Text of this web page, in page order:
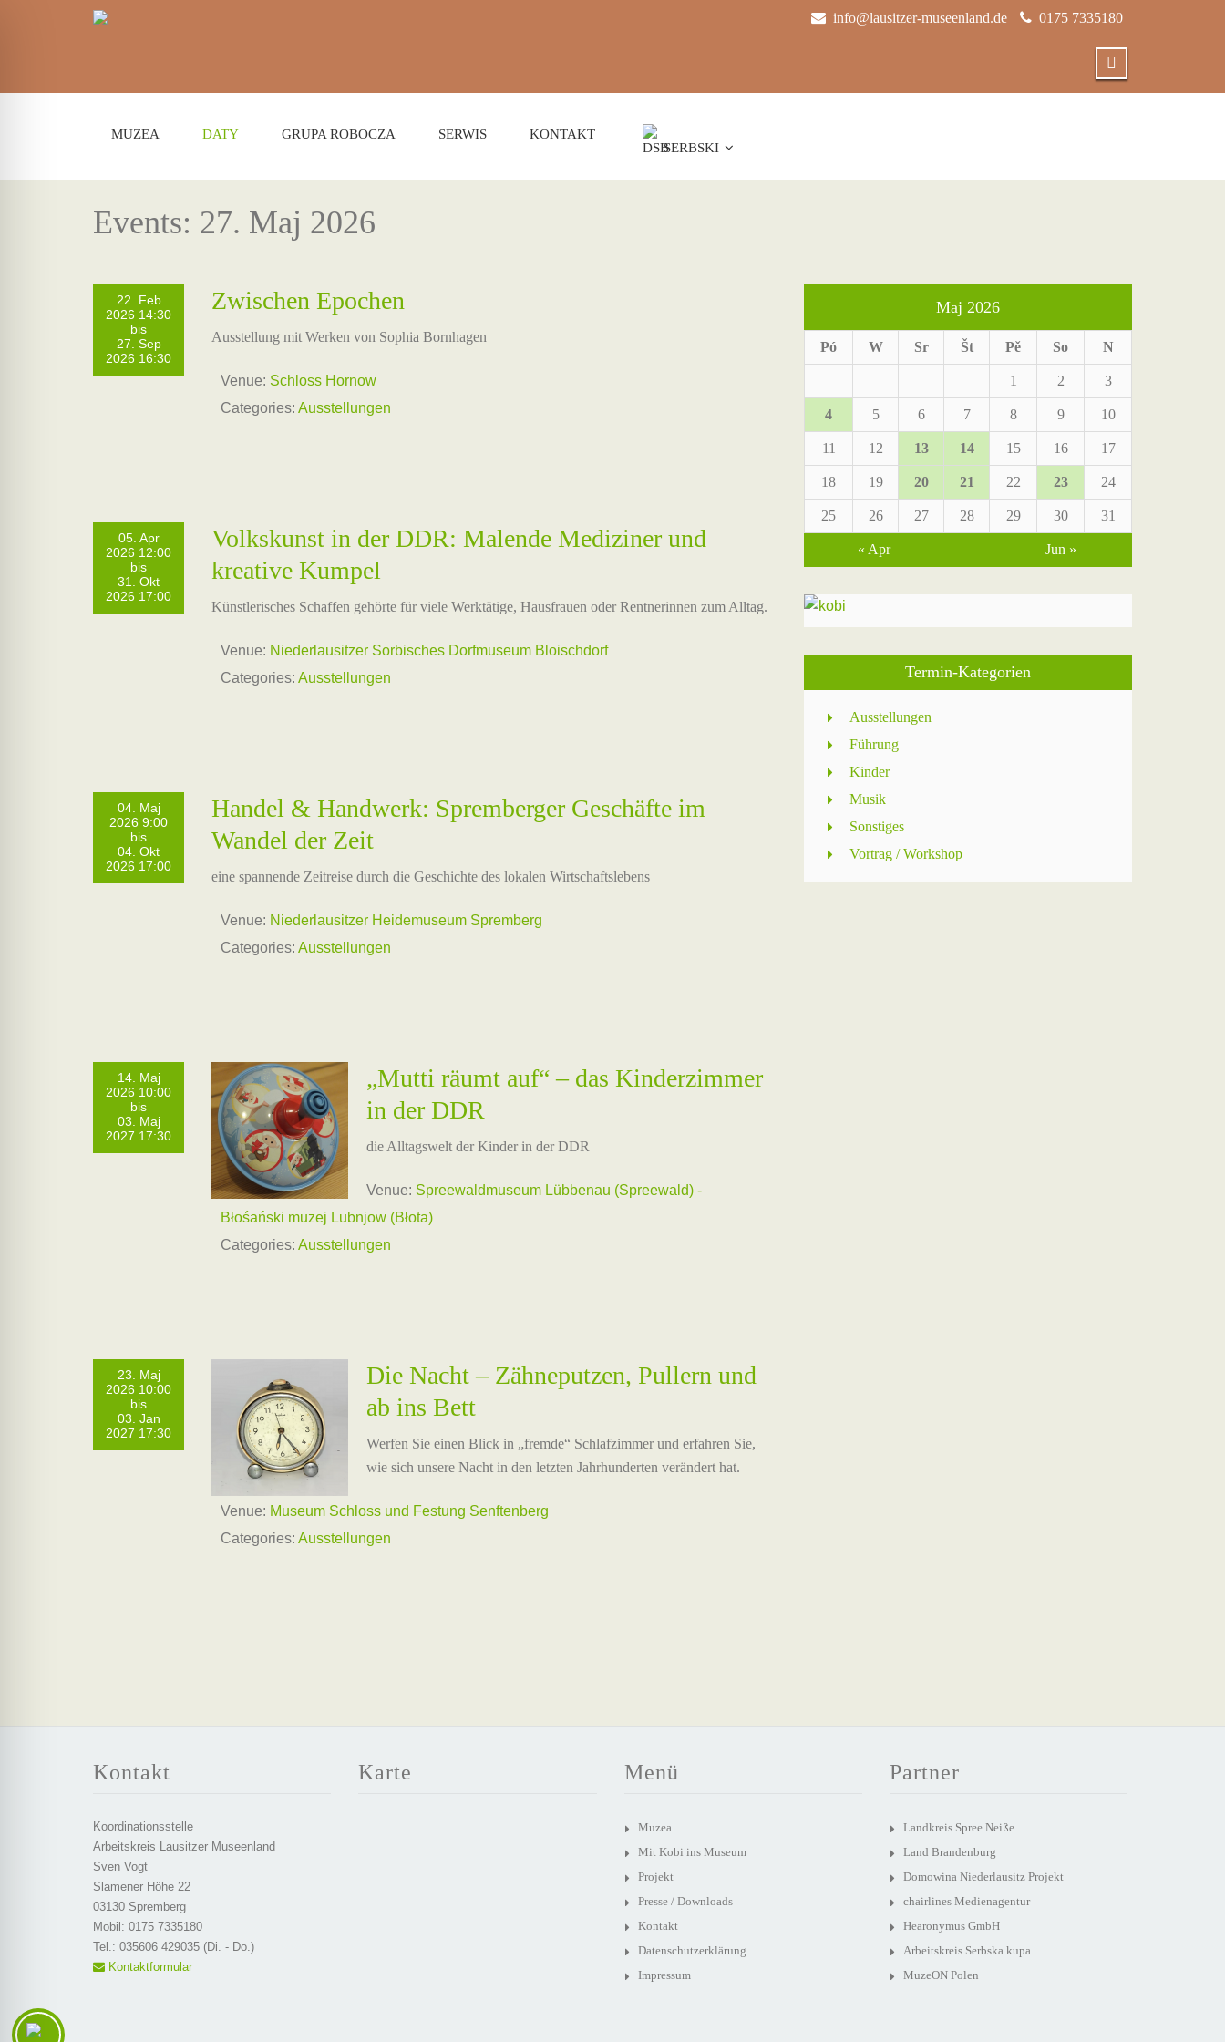
info@lausitzer-museenland.de 0175 7335180
MUZEA DATY GRUPA ROBOCZA SERWIS
KONTAKT
SERBSKI
Events: 27. Maj 2026
22. Feb
2026 14:30
bis
27. Sep
2026 16:30
Zwischen Epochen
Ausstellung mit Werken von Sophia Bornhagen
Venue: Schloss Hornow
Categories: Ausstellungen
05. Apr
2026 12:00
bis
31. Okt
2026 17:00
Volkskunst in der DDR: Malende Mediziner und
kreative Kumpel
Künstlerisches Schaffen gehörte für viele Werktätige, Hausfrauen oder Rentnerinnen zum Alltag.
Venue: Niederlausitzer Sorbisches Dorfmuseum Bloischdorf
Categories: Ausstellungen
04. Maj
2026 9:00
bis
04. Okt
2026 17:00
Handel & Handwerk: Spremberger Geschäfte im
Wandel der Zeit
eine spannende Zeitreise durch die Geschichte des lokalen Wirtschaftslebens
Venue: Niederlausitzer Heidemuseum Spremberg
Categories: Ausstellungen
14. Maj
2026 10:00
bis
03. Maj
2027 17:30
„Mutti räumt auf“ – das Kinderzimmer
in der DDR
die Alltagswelt der Kinder in der DDR
Venue: Spreewaldmuseum Lübbenau (Spreewald) -
Błośański muzej Lubnjow (Błota)
Categories: Ausstellungen
23. Maj
2026 10:00
bis
03. Jan
2027 17:30
Die Nacht – Zähneputzen, Pullern und
ab ins Bett
Werfen Sie einen Blick in „fremde“ Schlafzimmer und erfahren Sie,
wie sich unsere Nacht in den letzten Jahrhunderten verändert hat.
Venue: Museum Schloss und Festung Senftenberg
Categories: Ausstellungen
Maj 2026
Pó W Sr Št Pě So N
1 2 3
4 5 6 7 8 9 10
11 12 13 14 15 16 17
18 19 20 21 22 23 24
25 26 27 28 29 30 31
« Apr Jun »
Termin-Kategorien
Ausstellungen
Führung
Kinder
Musik
Sonstiges
Vortrag / Workshop
Kontakt
Koordinationsstelle
Arbeitskreis Lausitzer Museenland
Sven Vogt
Slamener Höhe 22
03130 Spremberg
Mobil: 0175 7335180
Tel.: 035606 429035 (Di. - Do.)
Kontaktformular
Karte Menü
Muzea
Mit Kobi ins Museum
Projekt
Presse / Downloads
Kontakt
Datenschutzerklärung
Impressum
Partner
Landkreis Spree Neiße
Land Brandenburg
Domowina Niederlausitz Projekt
chairlines Medienagentur
Hearonymus GmbH
Arbeitskreis Serbska kupa
MuzeON Polen